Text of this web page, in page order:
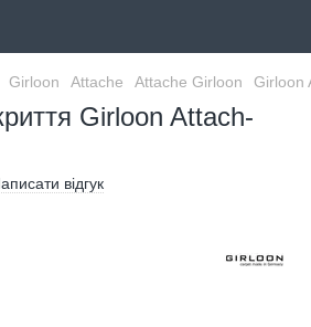
Girloon Attache Attache Girloon Girloon
Girloon Attach-
відгук